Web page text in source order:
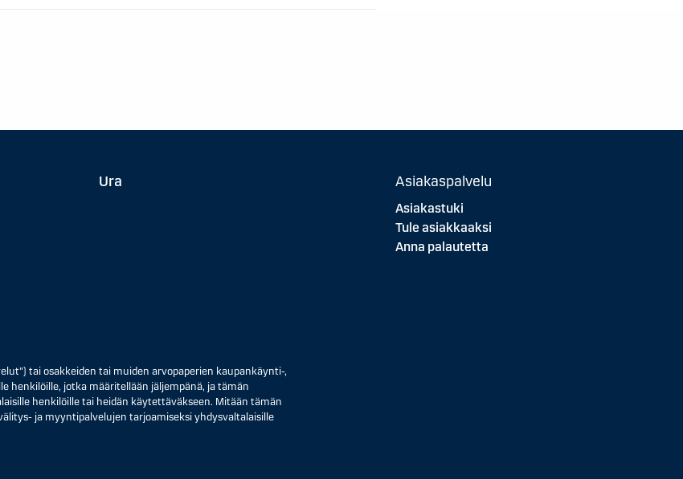
Ura Asiakaspalvelu
Asiakastuki
Tule asiakkaaksi
Anna palautetta
tai osakkeiden tai muiden arvopaperien kaupankäynti-,
henkilöille, jotka määritellään jäljempänä, ja tämän
henkilöille tai heidän käytettäväkseen. Mitään tämän
ja myyntipalvelujen tarjoamiseksi yhdysvaltalaisille